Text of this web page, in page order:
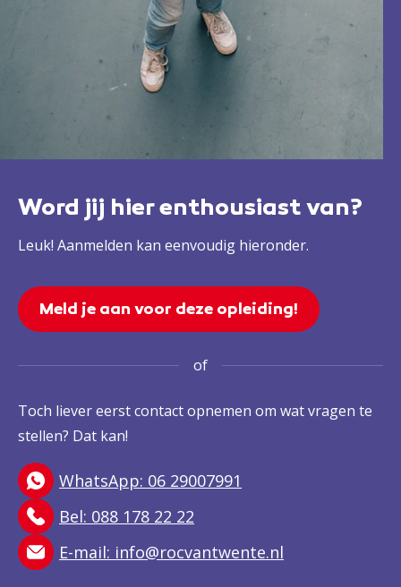
Word jij hier enthousiast van?
Leuk! Aanmelden kan eenvoudig hieronder.
Meld je aan voor deze opleiding!
of
Toch liever eerst contact opnemen om wat vragen te
stellen? Dat kan!
WhatsApp: 06 29007991
Bel: 088 178 22 22
E-mail: info@rocvantwente.nl